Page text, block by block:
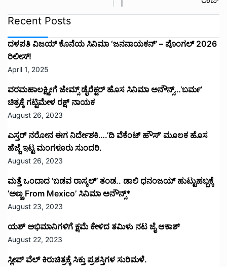
ಯಶ್ ಅಭಿಮಾನಿಗಳಿಗೆ ಕ್ಷಮೆ ಕೇಳಿದ ತಮಿಳು ನಟ ಜೈ ಆಕಾಶ್
August 22, 2023
ಸ್ಲೀಪ್ ವೆಲ್ ಕಿರುಚಿತ್ರಕ್ಕೆ ಸಿಕ್ತು ಪ್ರಶಸ್ತಿಗಳ ಸುರಿಮಳೆ.
August 2, 2023
ಸಿನಿಮಾಟೋಗ್ರಾಫರ್ ಮಸೂದೆ ಅಂಗೀಕಾರ, ಪೈರಸಿಗೆ ಬಿತ್ತು ಬ್ರೇಕ್,
ನಿಯಮ ಉಲ್ಲಂಘಿಸಿದರೆ ಜೈಲೂಟ ಗ್ಯಾರಂಟಿ.
August 1, 2023
ವಾ…ವಾ…ವಾ…ವಾಮನ ಹಾಡು ಬಂತು….ಶೋಕ್ದಾರ್ ಧನ್ವೀರ್ ಮಾಸ್
ಎಂಟ್ರಿ
July 31, 2023
ಡೈರೆಕ್ಟರ್ ಕ್ಯಾಪ್ ತೊಟ್ಟ ಚುಟು ಚುಟು ಕೋರಿಯೋಗ್ರಫರ್..ಹೀರೋ ಆದ
ಭೂಷಣ್ ಮಾಸ್ಟರ್ ಈಗ ಡೈರೆಕ್ಟರ್…
July 24, 2023
‘ಹಾಸ್ಟೆಲ್ ಹುಡುಗರಿಗೆ’ ಜಯ..ಕೇಸ್ ಗೆದ್ದ ಖುಷಿಯಲ್ಲಿ ಬಾಯ್ಸ್
ಸಂಭ್ರಮ..ರಮ್ಯಾ ಲೇಡಿ ಸೂಪರ್ ಸ್ಟಾರ್ ಎಂದ ಹಾಸ್ಟೆಲ್ ಹುಡುಗರು
ಬೇಕಾಗಿದ್ದಾರೆ ಡೈರೆಕ್ಟರ್.